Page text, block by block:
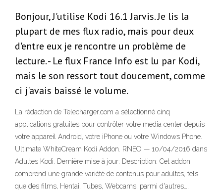
Bonjour, J'utilise Kodi 16.1 Jarvis. Je lis la
plupart de mes flux radio, mais pour deux
d'entre eux je rencontre un problème de
lecture. - Le flux France Info est lu par Kodi,
mais le son ressort tout doucement, comme
ci j'avais baissé le volume.
La rédaction de Telecharger.com a sélectionné cinq
applications gratuites pour contrôler votre media center depuis
votre appareil Android, votre iPhone ou votre Windows Phone.
Ultimate WhiteCream Kodi Addon. RNEO — 10/04/2016 dans
Adultes Kodi. Dernière mise à jour: Description: Cet addon
comprend une grande variété de contenus pour adultes, tels
que des films, Hentai, Tubes, Webcams, parmi d'autres….